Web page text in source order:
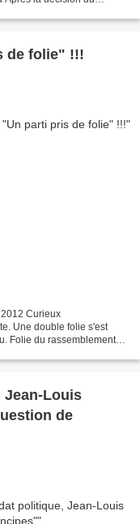
de folie" !!!
Curieux
Une double folie s'est
Folie du rassemblement,
Jean-Louis
de